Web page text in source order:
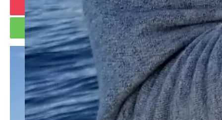
Pocket RSS
feedly Pin it